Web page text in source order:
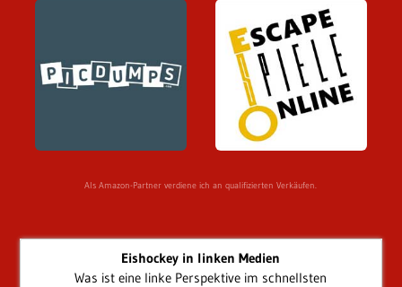
Als Amazon-Partner verdiene ich an qualifizierten Verkäufen.
Eishockey in linken Medien
Was ist eine linke Perspektive im schnellsten